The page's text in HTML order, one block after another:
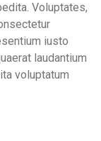
Voluptates,
iusto
laudantium
voluptatum